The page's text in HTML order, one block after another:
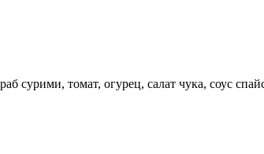
сурими, томат, огурец, салат чука, соус